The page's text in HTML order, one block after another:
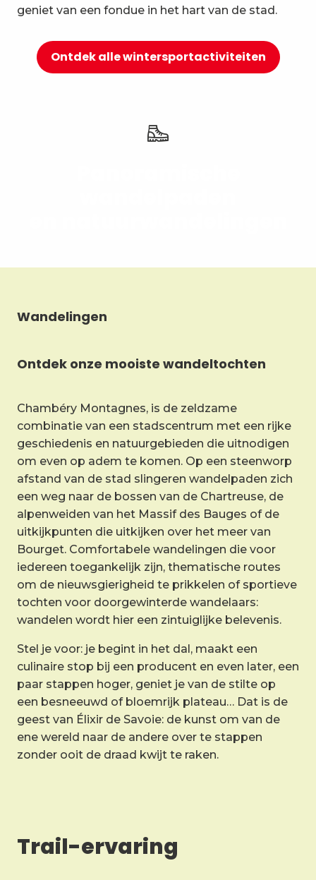
geniet van een fondue in het hart van de stad.
Ontdek alle wintersportactiviteiten
Wandelingen
Ontdek onze mooiste wandeltochten
Chambéry Montagnes, is de zeldzame
combinatie van een stadscentrum met een rijke
geschiedenis en natuurgebieden die uitnodigen
om even op adem te komen. Op een steenworp
afstand van de stad slingeren wandelpaden zich
een weg naar de bossen van de Chartreuse, de
alpenweiden van het Massif des Bauges of de
uitkijkpunten die uitkijken over het meer van
Bourget. Comfortabele wandelingen die voor
iedereen toegankelijk zijn, thematische routes
om de nieuwsgierigheid te prikkelen of sportieve
tochten voor doorgewinterde wandelaars:
wandelen wordt hier een zintuiglijke belevenis.
Stel je voor: je begint in het dal, maakt een
culinaire stop bij een producent en even later, een
paar stappen hoger, geniet je van de stilte op
een besneeuwd of bloemrijk plateau… Dat is de
geest van Élixir de Savoie: de kunst om van de
ene wereld naar de andere over te stappen
zonder ooit de draad kwijt te raken.
Trail-ervaring